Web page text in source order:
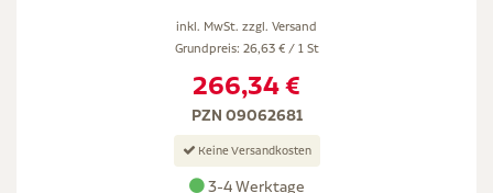
inkl. MwSt. zzgl. Versand
Grundpreis: 26,63 € / 1 St
266,34 €
PZN 09062681
Keine Versandkosten
3-4 Werktage